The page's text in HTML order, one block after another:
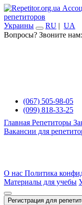
репетиторов
Украины
RU | UA
Вопросы? Звоните нам:
(067) 505-98-05
(099) 818-33-25
Главная Репетиторы
Вакансии для
О нас Политика
Материалы для учебы
Регистрация для